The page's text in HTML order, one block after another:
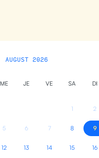
AUGUST 2026
ME JE VE SA DI
1 2
5 6 7 8 9
12 13 14 15 16